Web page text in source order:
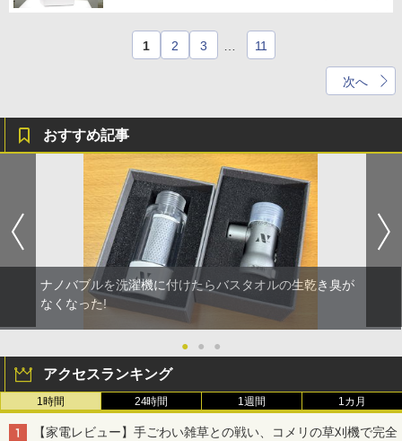
1 2 3 11
次へ
おすすめ記事
ナノバブルを洗濯機に付けたらバスタオルの生乾き臭が
なくなった!
● ● ●
アクセスランキング
1時間 24時間 1週間 1カ月
【家電レビュー】手ごわい雑草との戦い、コメリの草刈機で完全